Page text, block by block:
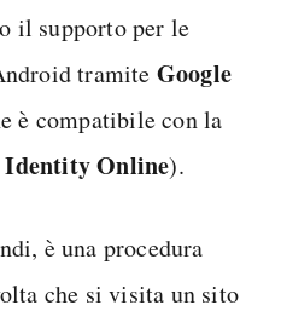
il supporto per le
tramite Google
è compatibile con la
IdentityOnline).
è una procedura
che si visita un sito